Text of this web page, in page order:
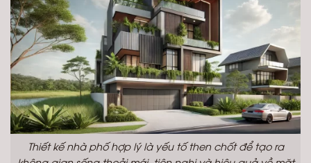
Thiết kế nhà phố hợp lý là yếu tố then chốt để tạo ra